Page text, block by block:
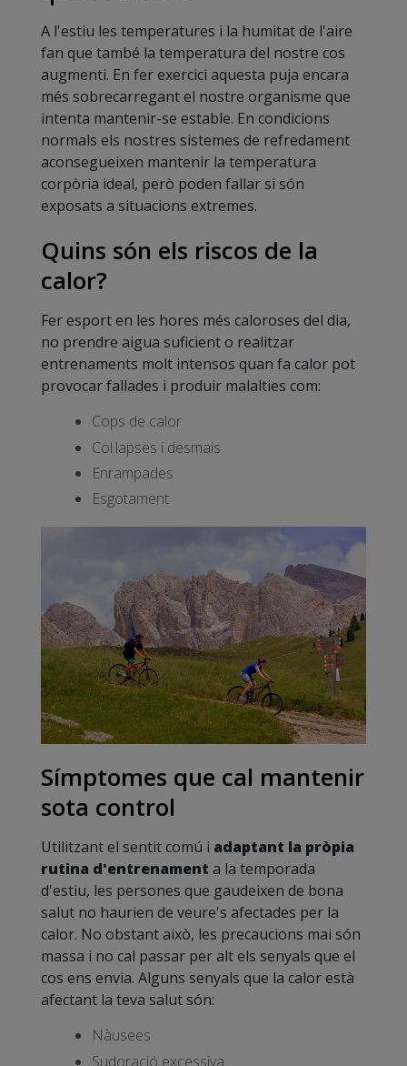
A l'estiu les temperatures i la humitat de l'aire
fan que també la temperatura del nostre cos
augmenti. En fer exercici aquesta puja encara
més sobrecarregant el nostre organisme que
intenta mantenir-se estable. En condicions
normals els nostres sistemes de refredament
aconsegueixen mantenir la temperatura
corpòria ideal, però poden fallar si són
exposats a situacions extremes.
Quins són els riscos de la
calor?
Fer esport en les hores més caloroses del dia,
no prendre aigua suficient o realitzar
entrenaments molt intensos quan fa calor pot
provocar fallades i produir malalties com:
Cops de calor
Col·lapses i desmais
Enrampades
Esgotament
Símptomes que cal mantenir
sota control
Utilitzant el sentit comú i adaptant la pròpia
rutina d'entrenament a la temporada
d'estiu, les persones que gaudeixen de bona
salut no haurien de veure's afectades per la
calor. No obstant això, les precaucions mai són
massa i no cal passar per alt els senyals que el
cos ens envia. Alguns senyals que la calor està
afectant la teva salut són:
Nàusees
Sudoració excessiva